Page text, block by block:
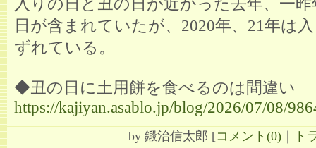
入りの日と丑の日が近かった去年、一
日が含まれていたが、2020年、21年は
ずれている。
◆丑の日に土用餅を食べるのは間違い
https://kajiyan.asablo.jp/blog/2026/07/08/
by 鍛治信太郎 [コメント(0) ト